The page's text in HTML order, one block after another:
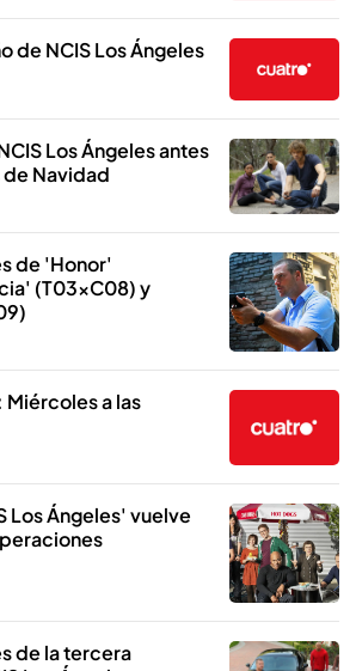
de NCIS Los Ángeles
Los Ángeles antes
Navidad
de 'Honor'
(T03xC08) y
Miércoles a las
Los Ángeles' vuelve
de la tercera